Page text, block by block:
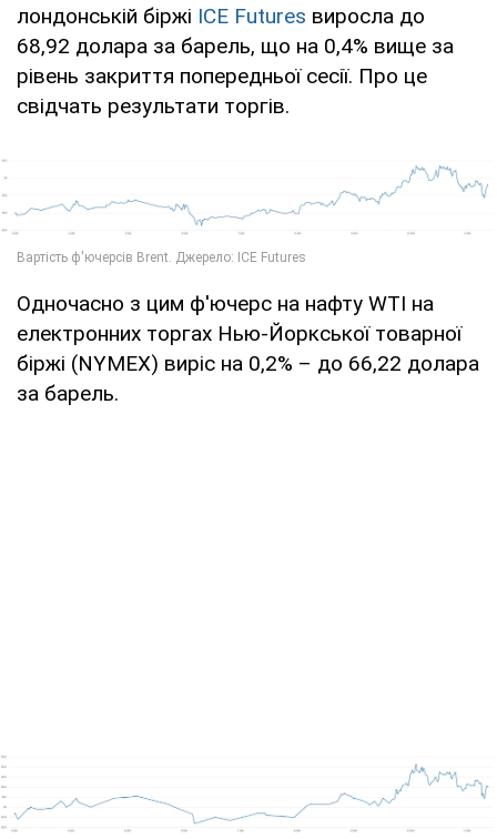
лондонській біржі ICE Futures виросла до
68,92 долара за барель, що на 0,4% вище за
рівень закриття попередньої сесії. Про це
свідчать результати торгів.
Одночасно з цим ф'ючерс на нафту WTI на
електронних торгах Нью-Йоркської товарної
біржі (NYMEX) виріс на 0,2% – до 66,22 долара
за барель.